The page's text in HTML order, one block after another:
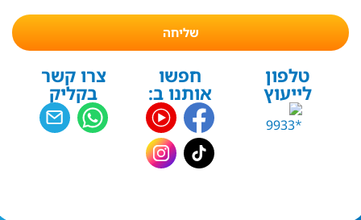
שליחה
טלפון
לייעוץ
חפשו
אותנו ב:
צרו קשר
בקליק